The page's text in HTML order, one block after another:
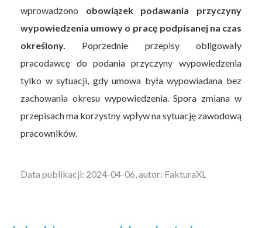
wprowadzono obowiązek podawania przyczyny
wypowiedzenia umowy o pracę podpisanej na czas
określony. Poprzednie przepisy obligowały
pracodawcę do podania przyczyny wypowiedzenia
tylko w sytuacji, gdy umowa była wypowiadana bez
zachowania okresu wypowiedzenia. Spora zmiana w
przepisach ma korzystny wpływ na sytuację zawodową
pracowników.
Data publikacji: 2024-04-06, autor: FakturaXL